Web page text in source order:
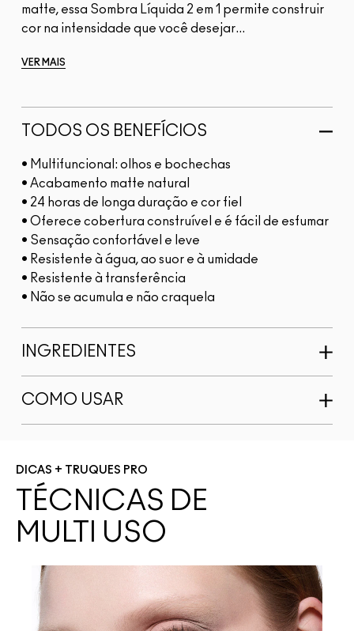
matte, essa Sombra Líquida 2 em 1 permite construir
cor na intensidade que você desejar...
VER MAIS
TODOS OS BENEFÍCIOS
• Multifuncional: olhos e bochechas
• Acabamento matte natural
• 24 horas de longa duração e cor fiel
• Oferece cobertura construível e é fácil de esfumar
• Sensação confortável e leve
• Resistente à água, ao suor e à umidade
• Resistente à transferência
• Não se acumula e não craquela
INGREDIENTES
COMO USAR
DICAS + TRUQUES PRO
TÉCNICAS DE
MULTI USO